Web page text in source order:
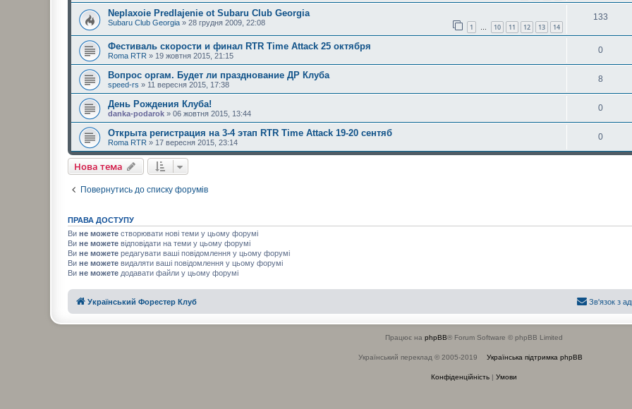
Neplaxoie Predlajenie ot Subaru Club Georgia
Subaru Club Georgia » 28 грудня 2009, 22:08 1 … 10 11 12 13 14
133
Фестиваль скорости и финал RTR Time Attack 25 октября
Roma RTR » 19 жовтня 2015, 21:15
0
Вопрос оргам. Будет ли празднование ДР Клуба
speed-rs » 11 вересня 2015, 17:38
8
День Рождения Клуба!
danka-podarok » 06 жовтня 2015, 13:44
0
Открыта регистрация на 3-4 этап RTR Time Attack 19-20 сентяб
Roma RTR » 17 вересня 2015, 23:14
0
Нова тема
Повернутись до списку форумів
ПРАВА ДОСТУПУ
Ви не можете створювати нові теми у цьому форумі
Ви не можете відповідати на теми у цьому форумі
Ви не можете редагувати ваші повідомлення у цьому форумі
Ви не можете видаляти ваші повідомлення у цьому форумі
Ви не можете додавати файли у цьому форумі
Український Форестер Клуб Зв'язок з
Працює на phpBB® Forum Software © phpBB Limited
Український переклад © 2005-2019 Українська підтримка phpBB
Конфіденційність | Умови